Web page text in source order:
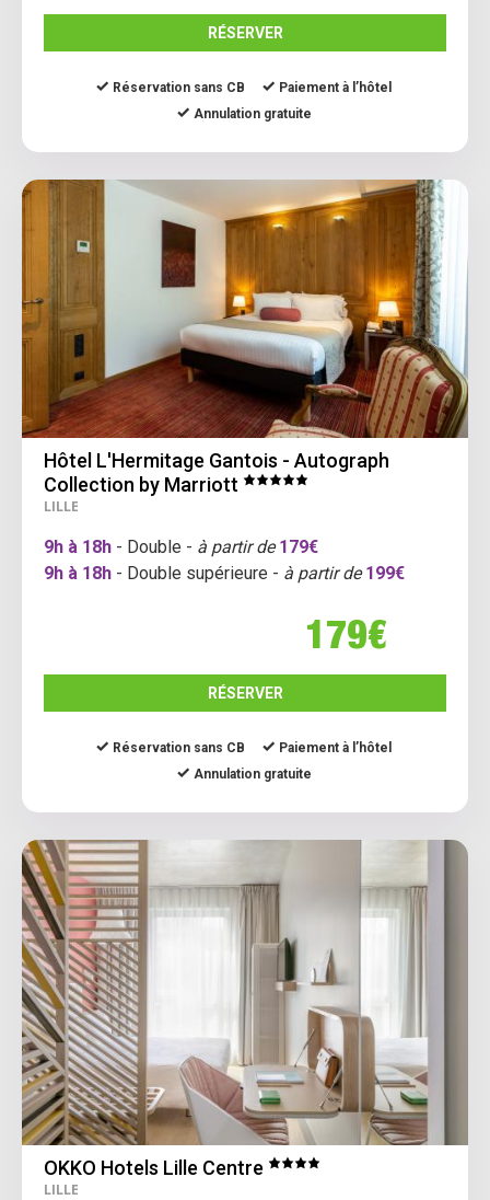
RÉSERVER
Réservation sans CB
Paiement à l’hôtel
Annulation gratuite
Hôtel L'Hermitage Gantois - Autograph
Collection by Marriott
LILLE
9h à 18h - Double - à partir de 179€
9h à 18h - Double supérieure - à partir de 199€
179€
RÉSERVER
Réservation sans CB
Paiement à l’hôtel
Annulation gratuite
OKKO Hotels Lille Centre
LILLE